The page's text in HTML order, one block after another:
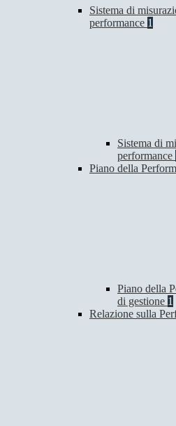
Sistema di
performance 1
Sistema di
performance
Piano della
Piano della
di gestione 1
Relazione sulla